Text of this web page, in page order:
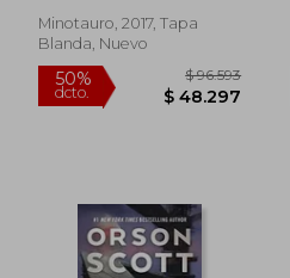
50%
dcto.
$ 134.723
$ 67.361
Minotauro, 2017, Tapa
Blanda, Nuevo